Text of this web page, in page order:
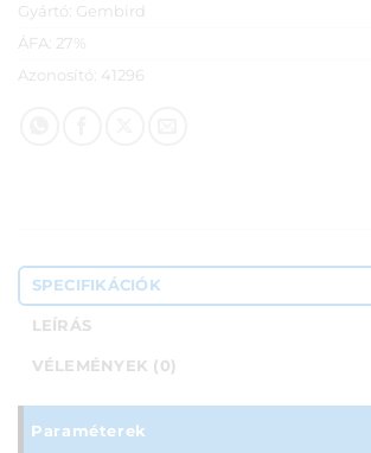
Gyártó: Gembird
ÁFA: 27%
Azonosító: 41296
SPECIFIKÁCIÓK
LEÍRÁS
VÉLEMÉNYEK (0)
Paraméterek